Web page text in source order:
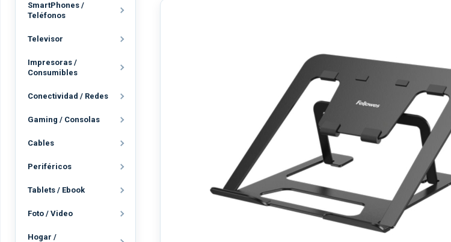
SmartPhones /
Teléfonos
Televisor
Impresoras /
Consumibles
Conectividad / Redes
Gaming / Consolas
Cables
Periféricos
Tablets / Ebook
Foto / Video
Hogar /